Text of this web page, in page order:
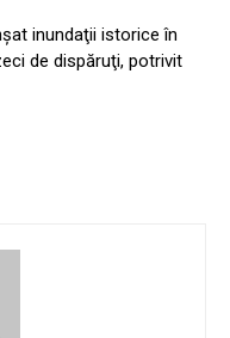
inundaţii istorice în
de dispăruţi, potrivit